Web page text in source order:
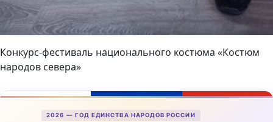
Конкурс-фестиваль национального костюма «Костюм
народов севера»
2026 — ГОД ЕДИНСТВА НАРОДОВ РОССИИ